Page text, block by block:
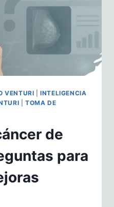
VENTURI |INTELIGENCIA
|TOMA DE
de
para